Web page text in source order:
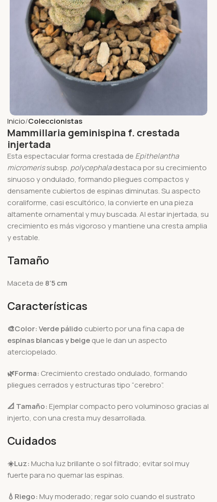
Inicio Coleccionistas
Mammillaria geminispina f. crestada
injertada
Esta espectacular forma crestada de Epithelantha
micromerissubsp. polycephaladestaca por su crecimiento
sinuoso y ondulado, formando pliegues compactos y
densamente cubiertos de espinas diminutas. Su aspecto
coraliforme, casi escultórico, la convierte en una pieza
altamente ornamental y muy buscada. Al estar injertada, su
crecimiento es más vigoroso y mantiene una cresta amplia
y estable.
Tamaño
Maceta de 8’5 cm
Características
🎨Color:Verde pálido cubierto por una fina capa de
espinas blancas y beigeque le dan un aspecto
aterciopelado.
🌿Forma: Crecimiento crestado ondulado, formando
pliegues cerrados y estructuras tipo “cerebro”.
📐 Tamaño: Ejemplar compacto pero voluminoso gracias al
injerto, con una cresta muy desarrollada.
Cuidados
☀️Luz: Mucha luz brillante o sol filtrado; evitar sol muy
fuerte para no quemar las espinas.
💧 Riego: Muy moderado; regar solo cuando el sustrato